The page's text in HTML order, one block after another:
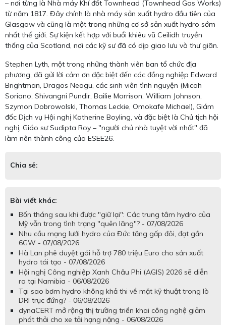
– nơi từng là Nhà máy Khí đốt Townhead (Townhead Gas Works)
từ năm 1817. Đây chính là nhà máy sản xuất hydro đầu tiên của
Glasgow và cũng là một trong những cơ sở sản xuất hydro sớm
nhất thế giới. Sự kiện kết hợp với buổi khiêu vũ Ceilidh truyền
thống của Scotland, nơi các kỹ sư đã có dịp giao lưu và thư giãn.
Stephen Lyth, một trong những thành viên ban tổ chức địa
phương, đã gửi lời cảm ơn đặc biệt đến các đồng nghiệp Edward
Brightman, Dragos Neagu, các sinh viên tình nguyện (Micah
Soriano, Shivangni Pundir, Bailie Morrison, William Johnson,
Szymon Dobrowolski, Thomas Leckie, Omokafe Michael), Giám
đốc Dịch vụ Hội nghị Katherine Boyling, và đặc biệt là Chủ tịch hội
nghị, Giáo sư Sudipta Roy – "người chủ nhà tuyệt vời nhất" đã
làm nên thành công của ESEE26.
Chia sẻ:
Bài viết khác:
Bốn tháng sau khi được "giữ lại": Các trung tâm hydro của
Mỹ vẫn trong tình trạng "quên lãng"? - 07/08/2026
Nhu cầu mạng lưới hydro của Đức tăng gấp đôi, đạt gần
6GW - 07/08/2026
Hà Lan phê duyệt gói hỗ trợ 780 triệu Euro cho sản xuất
hydro tái tạo - 07/08/2026
Hội nghị Công nghiệp Xanh Châu Phi (AGIS) 2026 sẽ diễn
ra tại Namibia - 06/08/2026
Tại sao bơm hydro không khả thi về mặt kỹ thuật trong lò
DRI trục đứng? - 06/08/2026
dynaCERT mở rộng thị trường triển khai công nghệ giảm
phát thải cho xe tải hạng nặng - 06/08/2026